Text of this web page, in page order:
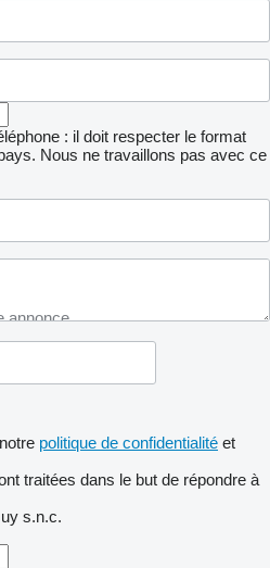
: il doit respecter le format
Nous ne travaillons pas avec ce
politique de confidentialité et
traitées dans le but de répondre à
s.n.c.